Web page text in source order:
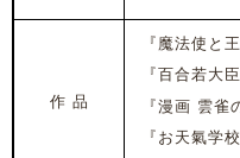
作 品
『魔法使と王
『百合若大
『漫画 雲雀
『お天氣学校